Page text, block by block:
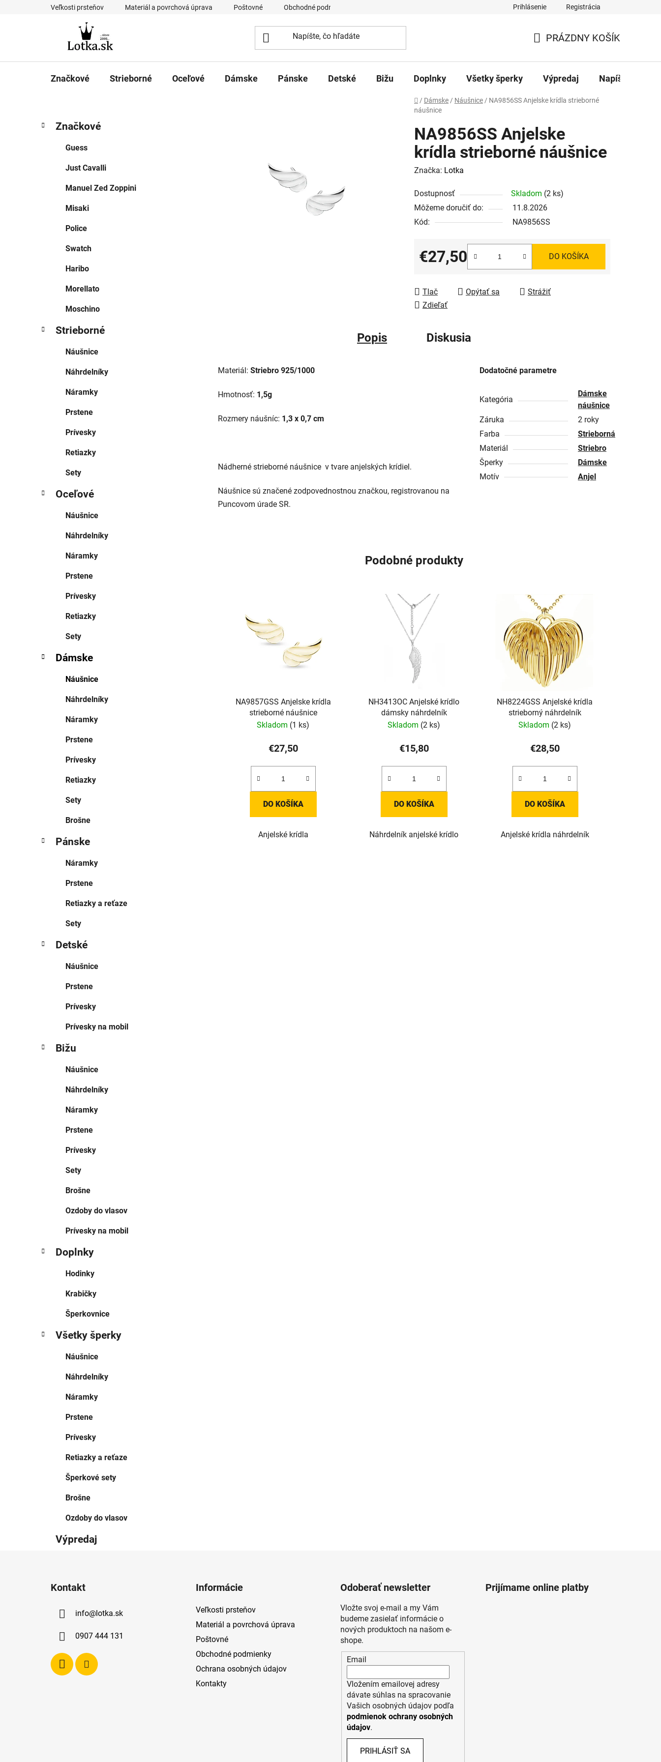
Veľkosti prsteňov Materiál a povrchová úprava Poštovné Obchodné podmienky Prihlásenie Registrácia
KOŠÍK
PRÁZDNY KOŠÍK
Značkové Strieborné Oceľové Dámske Pánske Detské Bižu Doplnky Všetky šperky Výpredaj Napíšte nám
Domov
/ Dámske / Náušnice / NA9856SS Anjelske krídla strieborné
náušnice
B
kategórie
a
Značkové
Guess
Just Cavalli
Manuel Zed Zoppini
Misaki
Police
Swatch
Haribo
Morellato
Moschino
Strieborné
Náušnice
Náhrdelníky
Náramky
Prstene
Prívesky
Retiazky
Sety
Oceľové
Náušnice
Náhrdelníky
Náramky
Prstene
Prívesky
Retiazky
Sety
Dámske
Náušnice
Náhrdelníky
Náramky
Prstene
Prívesky
Retiazky
Sety
Brošne
Pánske
Náramky
Prstene
Retiazky a reťaze
Sety
Detské
Náušnice
Prstene
Prívesky
Prívesky na mobil
Bižu
Náušnice
Náhrdelníky
Náramky
Prstene
Prívesky
Sety
Brošne
Ozdoby do vlasov
Prívesky na mobil
Doplnky
Hodinky
Krabičky
Šperkovnice
Všetky šperky
Náušnice
Náhrdelníky
Náramky
Prstene
Prívesky
Retiazky a reťaze
Šperkové sety
Brošne
Ozdoby do vlasov
Výpredaj
NA9856SS Anjelske
krídla strieborné náušnice
Značka: Lotka
Dostupnosť Skladom (2 ks)
Môžeme doručiť do:
11.8.2026
Kód:
NA9856SS
€27,50
Jednotková cena:
DO KOŠÍKA
Tlač Opýtať sa
Strážiť
Zdieľať
Popis Diskusia
Materiál: Striebro 925/1000
Hmotnosť: 1,5g
Rozmery náušníc: 1,3 x 0,7 cm
Nádherné strieborné náušnice v tvare anjelských krídiel.
Náušnice sú značené zodpovednostnou značkou, registrovanou na
Puncovom úrade SR.
Dodatočné parametre
Kategória
Dámske
náušnice
Záruka
2 roky
Farba
Strieborná
Materiál
Striebro
Šperky
Dámske
Motív
Anjel
Podobné produkty
NA9857GSS Anjelske krídla
strieborné náušnice
Skladom (1 ks)
€27,50
DO KOŠÍKA
Anjelské krídla
NH3413OC Anjelské krídlo
dámsky náhrdelník
Skladom (2 ks)
€15,80
DO KOŠÍKA
Náhrdelník anjelské krídlo
NH8224GSS Anjelské krídla
strieborný náhrdelník
Skladom (2 ks)
€28,50
DO KOŠÍKA
Anjelské krídla náhrdelník
Kontakt
info@lotka.sk
0907 444 131
Informácie
Veľkosti prsteňov
Materiál a povrchová úprava
Poštovné
Obchodné podmienky
Ochrana osobných údajov
Kontakty
Odoberať newsletter
Vložte svoj e-mail a my Vám
budeme zasielať informácie o
nových produktoch na našom e-
shope.
Email
Vložením emailovej adresy
dávate súhlas na spracovanie
Vašich osobných údajov podľa
podmienok ochrany osobných
údajov.
PRIHLÁSIŤ SA
Prijímame online platby